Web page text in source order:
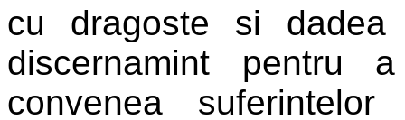
cu dragoste si
discernamint pentru
convenea